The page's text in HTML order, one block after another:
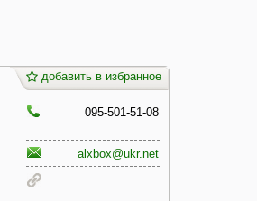
добавить в избранное
095-501-51-08
alxbox@ukr.net